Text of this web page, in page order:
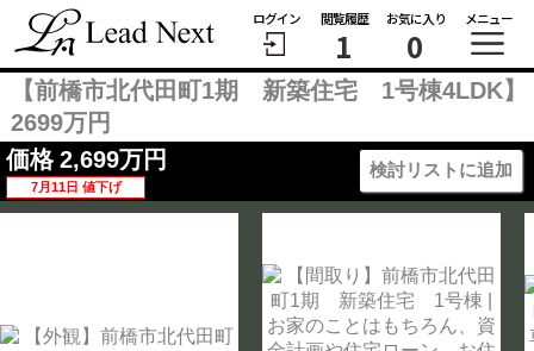
ログイン 閲覧履歴
1
お気に入り
0
メニュー
【前橋市北代田町1期 新築住宅 1号棟4LDK】
2699万円
価格 2,699万円
7月11日 値下げ
検討リストに追加